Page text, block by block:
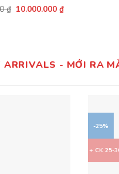
xếp
₫ Giá
10.000.000₫Giá
ARRIVALS - MỚI RA
-25%
+ CK 25-